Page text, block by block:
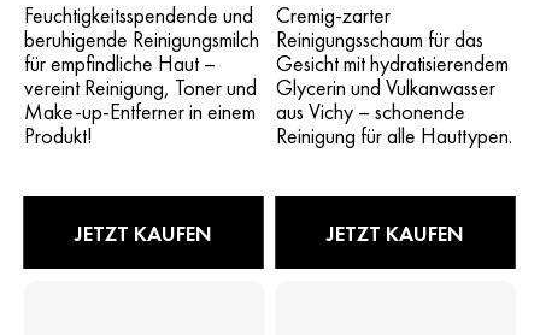
Feuchtigkeitsspendende und
beruhigende Reinigungsmilch
für empfindliche Haut –
vereint Reinigung, Toner und
Make-up-Entferner in einem
Produkt!
JETZT KAUFEN
Cremig-zarter
Reinigungsschaum für das
Gesicht mit hydratisierendem
Glycerin und Vulkanwasser
aus Vichy – schonende
Reinigung für alle Hauttypen.
JETZT KAUFEN